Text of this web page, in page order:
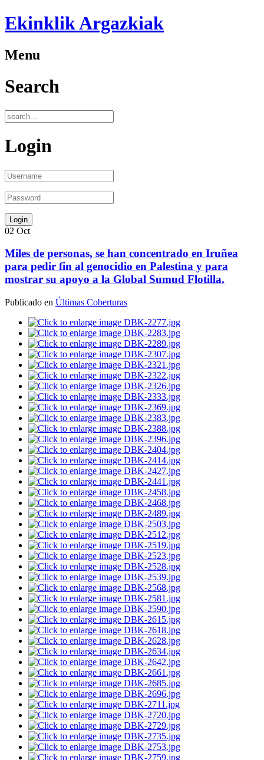
Ekinklik Argazkiak
Menu
Search
Login
02 Oct
Miles de personas, se han concentrado en Iruñea
para pedir fin al genocidio en Palestina y para
mostrar su apoyo a la Global Sumud Flotilla.
Publicado en Últimas Coberturas